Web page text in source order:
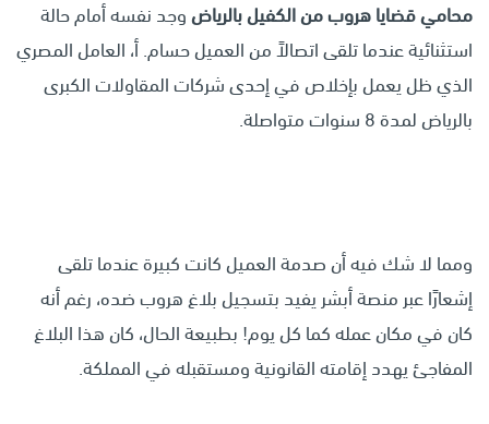
محامي قضايا هروب من الكفيل بالرياضوجد نفسه أمام حالة
استثنائية عندما تلقى اتصالاً من العميل حسام. أ، العامل المصري
الذي ظل يعمل بإخلاص في إحدى شركات المقاولات الكبرى
بالرياض لمدة 8 سنوات متواصلة.
ومما لا شك فيه أن صدمة العميل كانت كبيرة عندما تلقى
إشعارًا عبر منصة أبشر يفيد بتسجيل بلاغ هروب ضده، رغم أنه
كان في مكان عمله كما كل يوم! بطبيعة الحال، كان هذا البلاغ
المفاجئ يهدد إقامته القانونية ومستقبله في المملكة.